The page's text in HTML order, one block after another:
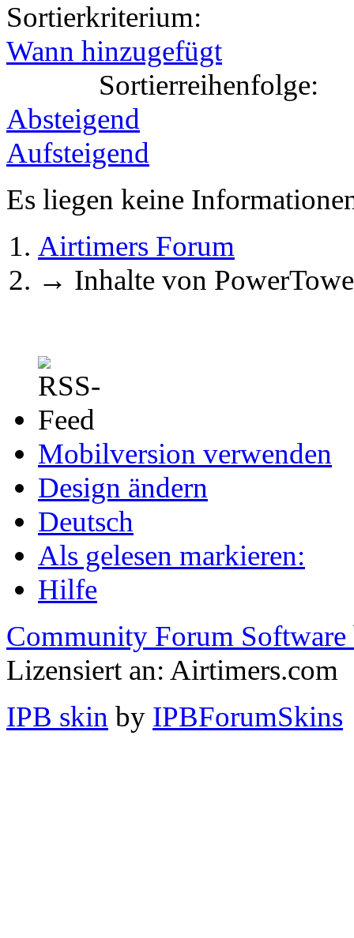
Sortierkriterium:
Wann hinzugefügt
Sortierreihenfolge:
Absteigend
Aufsteigend
Es liegen keine
Airtimers Forum
→ Inhalte von
Mobilversion verwenden
Design ändern
Deutsch
Als gelesen markieren:
Hilfe
Community Forum Software
Lizensiert an: Airtimers.com
IPB skin by IPBForumSkins